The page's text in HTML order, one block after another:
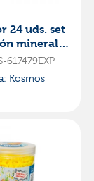
24 uds. set
minerales
617479EXP
Kosmos